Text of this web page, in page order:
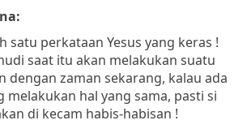
satu perkataan Yesus yang keras !
saat itu akan melakukan suatu
dengan zaman sekarang, kalau ada
melakukan hal yang sama, pasti si
di kecam habis-habisan !